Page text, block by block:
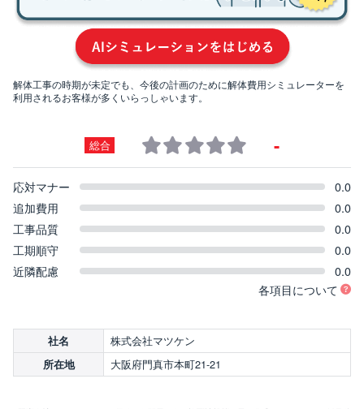
解体工事の時期が未定でも、今後の計画のために解体費用シミュレーターを
利用されるお客様が多くいらっしゃいます。
総合 -
応対マナー
0.0
追加費用
0.0
工事品質
0.0
工期順守
0.0
近隣配慮
0.0
各項目について
社名 株式会社マツケン
所在地 大阪府門真市本町21-21